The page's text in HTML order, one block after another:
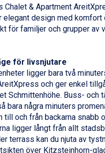
från 11.245 kr.
See från 6.295 kr.
från 7.195 kr.
från 6.295 kr.
dOulx från 6.145 kr.
från 8.545 kr.
från 11.045 kr.
från 7.045 kr.
från 8.245 kr.
från 8.595 kr.
Tonale från 5.895 kr.
Chalet & Apartment
elegant design med komfort
för familjer och grupper av
för livsnjutare
ligger bara två
och ger enkel
Schmittenhöhe. Buss- och
bara några minuters
till och från backarna snabb
ligger långt från allt
terrass kan du njuta av
över Kitzsteinhorn-